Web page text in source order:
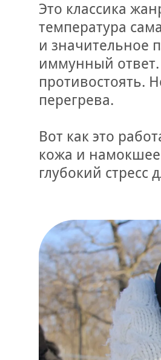
Это классика
температура
и значительное
иммунный ответ.
противостоять.
перегрева.
Вот как это
кожа и
глубокий стресс